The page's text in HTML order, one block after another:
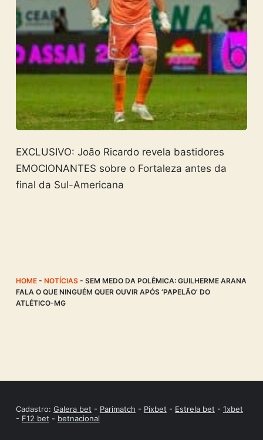
EXCLUSIVO: João Ricardo revela bastidores
EMOCIONANTES sobre o Fortaleza antes da
final da Sul-Americana
HOME- NOTÍCIAS- SEM MEDO DA POLÊMICA: GUILHERME ARANA
FALA O QUE NINGUÉM QUER OUVIR APÓS ‘PAPELÃO’ DO
ATLÉTICO-MG
Cadastro: Galera bet - Parimatch - Pixbet - Estrela bet - 1xbet
- F12 bet - betnacional